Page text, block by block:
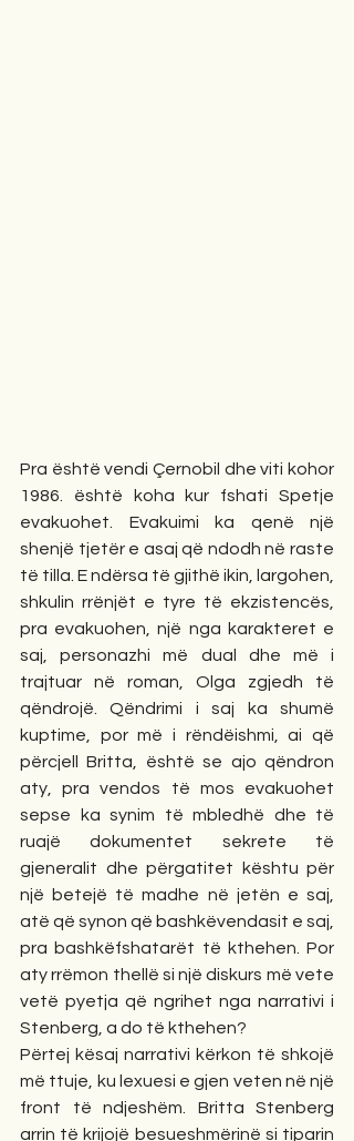
Pra është vendi Çernobil dhe viti kohor
1986. është koha kur fshati Spetje
evakuohet. Evakuimi ka qenë një
shenjë tjetër e asaj që ndodh në raste
të tilla. E ndërsa të gjithë ikin, largohen,
shkulin rrënjët e tyre të ekzistencës,
pra evakuohen, një nga karakteret e
saj, personazhi më dual dhe më i
trajtuar në roman, Olga zgjedh të
qëndrojë. Qëndrimi i saj ka shumë
kuptime, por më i rëndëishmi, ai që
përcjell Britta, është se ajo qëndron
aty, pra vendos të mos evakuohet
sepse ka synim të mbledhë dhe të
ruajë dokumentet sekrete të
gjeneralit dhe përgatitet kështu për
një betejë të madhe në jetën e saj,
atë që synon që bashkëvendasit e saj,
pra bashkëfshatarët të kthehen. Por
aty rrëmon thellë si një diskurs më vete
vetë pyetja që ngrihet nga narrativi i
Stenberg, a do të kthehen?
Përtej kësaj narrativi kërkon të shkojë
më ttuje, ku lexuesi e gjen veten në një
front të ndjeshëm. Britta Stenberg
arrin të krijojë besueshmërinë si tiparin